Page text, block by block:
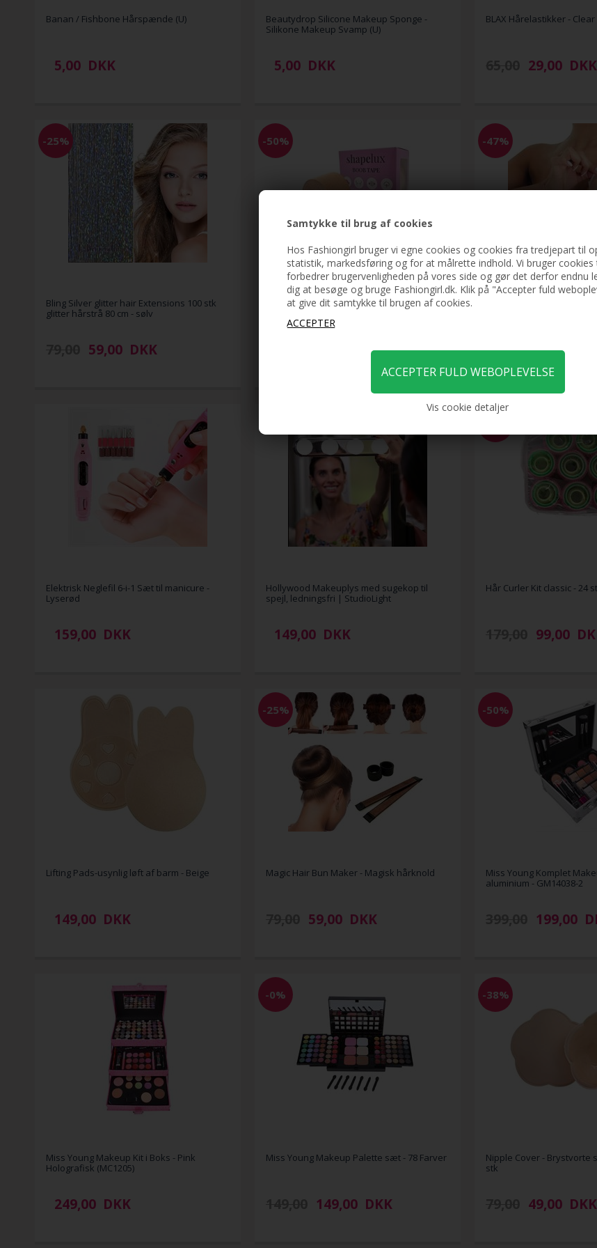
Samtykke til brug af cookies
Hos Fashiongirl bruger vi egne cookies og cookies fra tredjepart til
statistik, markedsføring og for at målrette indhold. Vi bruger cookies
forbedrer brugervenligheden på vores side og gør det derfor endnu
dig at besøge og bruge Fashiongirl.dk. Klik på "Accepter fuld
at give dit samtykke til brugen af cookies.
Vis cookie detaljer
Banan / Fishbone Hårspænde (U)
5,00 DKK
Beautydrop Silicone Makeup Sponge -
Silikone Makeup Svamp (U)
5,00 DKK
BLAX Hårelastikker - Clear
29,00 DKK
-25%
Bling Silver glitter hair Extensions 100 stk
glitter hårstrå 80 cm - sølv
59,00 DKK
-50%
Body Tape / Boob tape - Brysttape til at
DKK
-47%
149,00 79,00
Elektrisk Neglefil 6-i-1 Sæt til manicure -
Lyserød
159,00 DKK
Hollywood Makeuplys med sugekop til
spejl, ledningsfri | StudioLight
149,00 DKK
Hår Curler Kit classic - 24
99,00
Lifting Pads-usynlig løft af barm - Beige
149,00 DKK
-25%
Magic Hair Bun Maker - Magisk hårknold
59,00 DKK
-50%
Miss Young Komplet
aluminium - GM14038-2
199,00
Miss Young Makeup Kit i Boks - Pink
Holografisk (MC1205)
249,00 DKK
-0%
Miss Young Makeup Palette sæt - 78 Farver
149,00 DKK
-38%
Nipple Cover - Brystvorte
stk
49,00 DKK